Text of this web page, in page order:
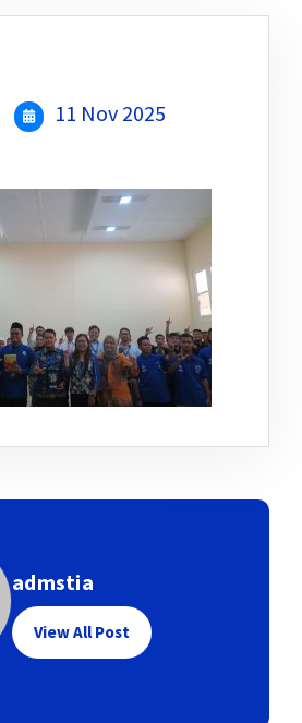
11 Nov 2025
admstia
View All Post